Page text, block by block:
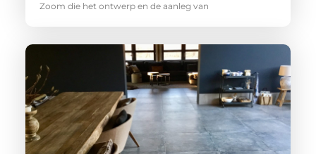
Zoom die het ontwerp en de aanleg van